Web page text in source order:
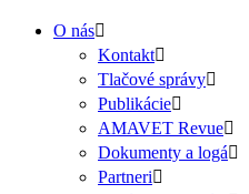
O nás
Kontakt
Tlačové správy
Publikácie
AMAVET Revue
Dokumenty a logá
Partneri